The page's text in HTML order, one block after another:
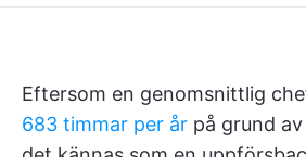
Eftersom en genomsnittlig
683 timmar per år på grund